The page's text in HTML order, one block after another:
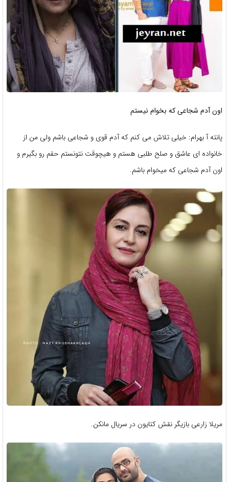
اون آدم شجاعی که بخوام نیستم
پانته آ بهرام: خیلی تلاش می کنم که آدم قوی و شجاعی باشم ولی من از
خانواده ای عاشق و صلح طلبی هستم و هیچوقت نتونستم حقم رو بگیرم و
اون آدم شجاعی که میخوام باشم.
مریلا زارعی بازیگر نقش کتایون در سریال مانکن.